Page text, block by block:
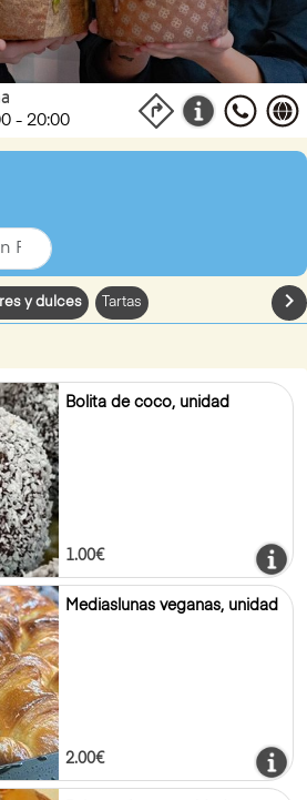
- 20:00
y dulces Tartas
Bolita de coco, unidad
1.00€
Mediaslunas veganas, unidad
2.00€